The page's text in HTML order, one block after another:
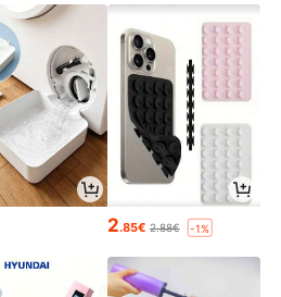
2.85€ 2.88€ -1%